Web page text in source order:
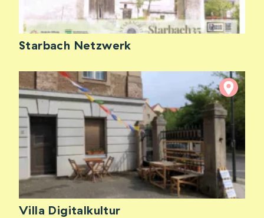
Starbach Netzwerk
Villa Digitalkultur